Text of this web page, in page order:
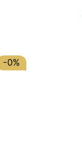
-0%